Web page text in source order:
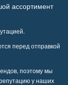
ассортимент
перед отправкой
поэтому мы
у наших